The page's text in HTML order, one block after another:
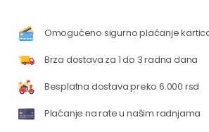
Omogućeno sigurno plaćanje
Brza dostava za 1 do 3 radna dana
Besplatna dostava preko 6.000 rsd
Plaćanje na rate u našim radnjama